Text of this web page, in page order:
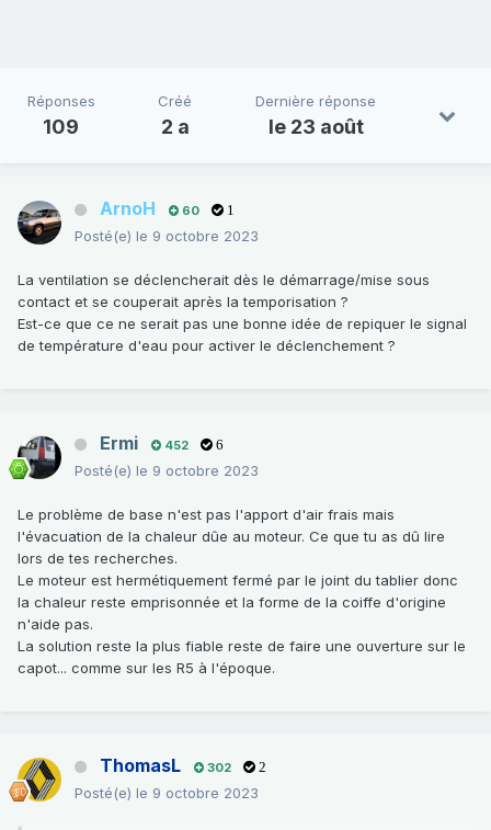
Réponses
109
Créé
2 a
Dernière réponse
le 23 août
ArnoH 60 1
Posté(e) le 9 octobre 2023
La ventilation se déclencherait dès le démarrage/mise sous
contact et se couperait après la temporisation ?
Est-ce que ce ne serait pas une bonne idée de repiquer le signal
de température d'eau pour activer le déclenchement ?
Ermi 452 6
Posté(e) le 9 octobre 2023
Le problème de base n'est pas l'apport d'air frais mais
l'évacuation de la chaleur dûe au moteur. Ce que tu as dû lire
lors de tes recherches.
Le moteur est hermétiquement fermé par le joint du tablier donc
la chaleur reste emprisonnée et la forme de la coiffe d'origine
n'aide pas.
La solution reste la plus fiable reste de faire une ouverture sur le
capot... comme sur les R5 à l'époque.
ThomasL 302 2
Posté(e) le 9 octobre 2023